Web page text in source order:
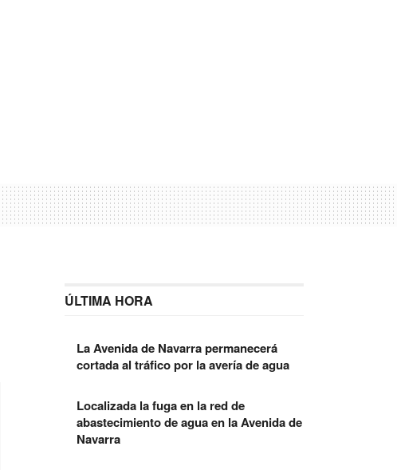
ÚLTIMA HORA
La Avenida de Navarra permanecerá
cortada al tráfico por la avería de agua
Localizada la fuga en la red de
abastecimiento de agua en la Avenida de
Navarra